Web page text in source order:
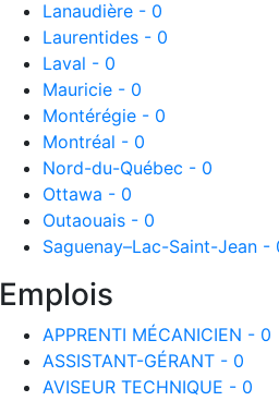
Lanaudière - 0
Laurentides - 0
Laval - 0
Mauricie - 0
Montérégie - 0
Montréal - 0
Nord-du-Québec - 0
Ottawa - 0
Outaouais - 0
Saguenay–Lac-Saint-Jean -
Emplois
APPRENTI MÉCANICIEN - 0
ASSISTANT-GÉRANT - 0
AVISEUR TECHNIQUE - 0